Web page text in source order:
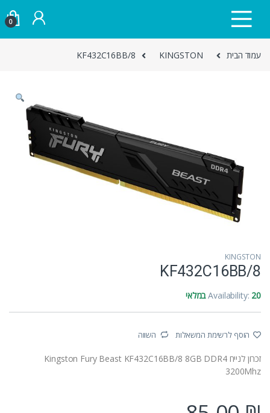
0
עמוד הבית KINGSTON
KF432C16BB/8
KINGSTON
KF432C16BB/8
Availability: 20 במלאי
הוסף לרשימת המשאלות השווה
זכרון לנייח Kingston Fury Beast KF432C16BB/8 8GB DDR4
3200Mhz